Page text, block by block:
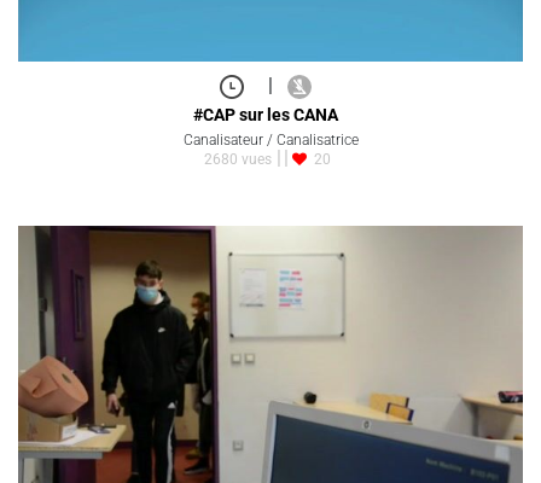
|
#CAP sur les CANA
Canalisateur / Canalisatrice
2680 vues
20